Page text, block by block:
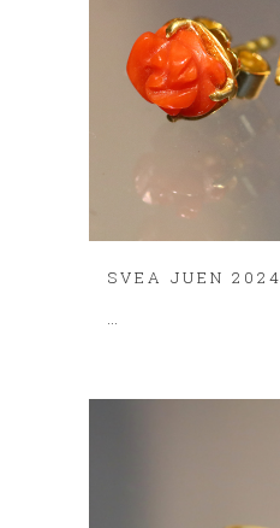
SVEA JUEN 2024
...